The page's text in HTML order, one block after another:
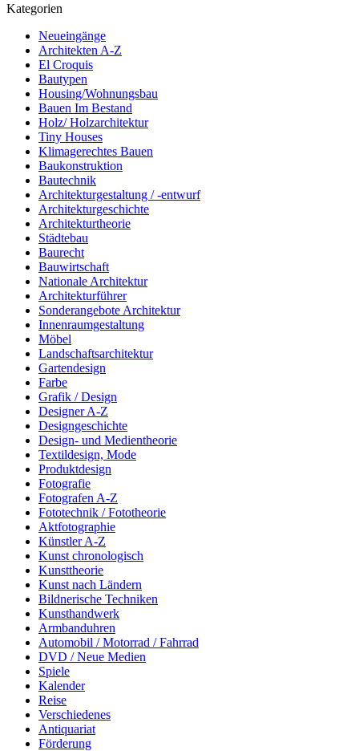
Kategorien
Neueingänge
Architekten A-Z
El Croquis
Bautypen
Housing/Wohnungsbau
Bauen Im Bestand
Holz/ Holzarchitektur
Tiny Houses
Klimagerechtes Bauen
Baukonstruktion
Bautechnik
Architekturgestaltung / -entwurf
Architekturgeschichte
Architekturtheorie
Städtebau
Baurecht
Bauwirtschaft
Nationale Architektur
Architekturführer
Sonderangebote Architektur
Innenraumgestaltung
Möbel
Landschaftsarchitektur
Gartendesign
Farbe
Grafik / Design
Designer A-Z
Designgeschichte
Design- und Medientheorie
Textildesign, Mode
Produktdesign
Fotografie
Fotografen A-Z
Fototechnik / Fototheorie
Aktfotographie
Künstler A-Z
Kunst chronologisch
Kunsttheorie
Kunst nach Ländern
Bildnerische Techniken
Kunsthandwerk
Armbanduhren
Automobil / Motorrad / Fahrrad
DVD / Neue Medien
Spiele
Kalender
Reise
Verschiedenes
Antiquariat
Förderung